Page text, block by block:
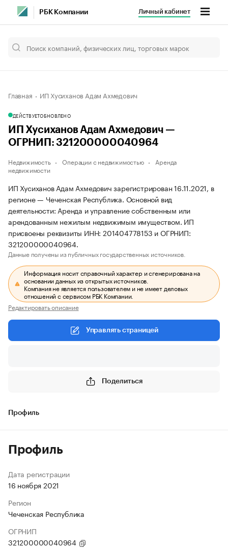
РБК Компании Личный кабинет
Главная ИП Хусиханов Адам Ахмедович
ДЕЙСТВУЕТОБНОВЛЕНО
ИП Хусиханов Адам Ахмедович —
ОГРНИП: 321200000040964
Недвижимость Операции с недвижимостью
Аренда
недвижимости
ИП Хусиханов Адам Ахмедович зарегистрирован 16.11.2021, в
регионе — Чеченская Республика. Основной вид
деятельности: Аренда и управление собственным или
арендованным нежилым недвижимым имуществом. ИП
присвоены реквизиты ИНН: 201404778153 и ОГРНИП:
321200000040964.
Данные получены из публичных государственных источников.
Информация носит справочный характер и сгенерирована на
основании данных из открытых источников.
Компания не является пользователем и не имеет деловых
отношений с сервисом РБК Компании.
Редактировать описание
Управлять страницей
Поделиться
Профиль
Профиль
Дата регистрации
16 ноября 2021
Регион
Чеченская Республика
ОГРНИП
321200000040964